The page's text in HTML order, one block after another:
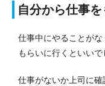
自分から仕事を
仕事中にやることが
もらいに行くといいで
仕事がないか上司に確